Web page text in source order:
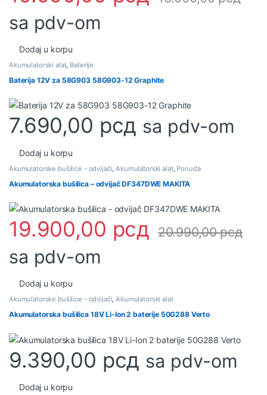
sa pdv-om
Dodaj u korpu
Akumulatorski alat, Baterije
Baterija 12V za 58G903 58G903-12 Graphite
7.690,00 рсд sa pdv-om
Dodaj u korpu
Akumulatorske bušilice - odvijači,Akumulatorski alat, Ponuda
Akumulatorska bušilica – odvijač DF347DWE MAKITA
19.900,00 рсд 20.990,00рсд
sa pdv-om
Dodaj u korpu
Akumulatorske bušilice - odvijači,Akumulatorski alat
Akumulatorska bušilica 18V Li-Ion 2 baterije 50G288 Verto
9.390,00 рсд sa pdv-om
Dodaj u korpu